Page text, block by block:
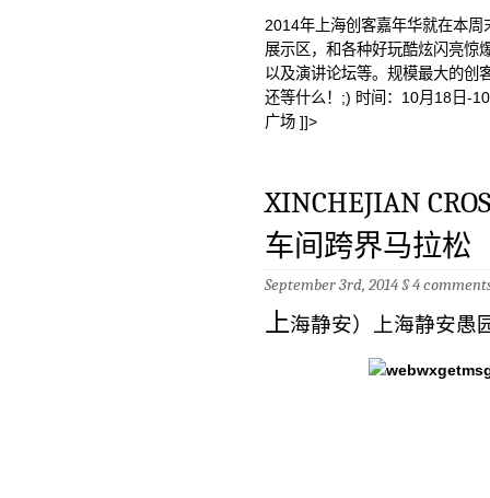
2014年上海创客嘉年华就在本
展示区，和各种好玩酷炫闪亮惊
以及演讲论坛等。规模最大的创
还等什么！;) 时间：10月18日-
广场 ]]>
XINCHEJIAN
车间跨界马拉松
September 3rd, 2014 §4
上海静安）上海静安愚